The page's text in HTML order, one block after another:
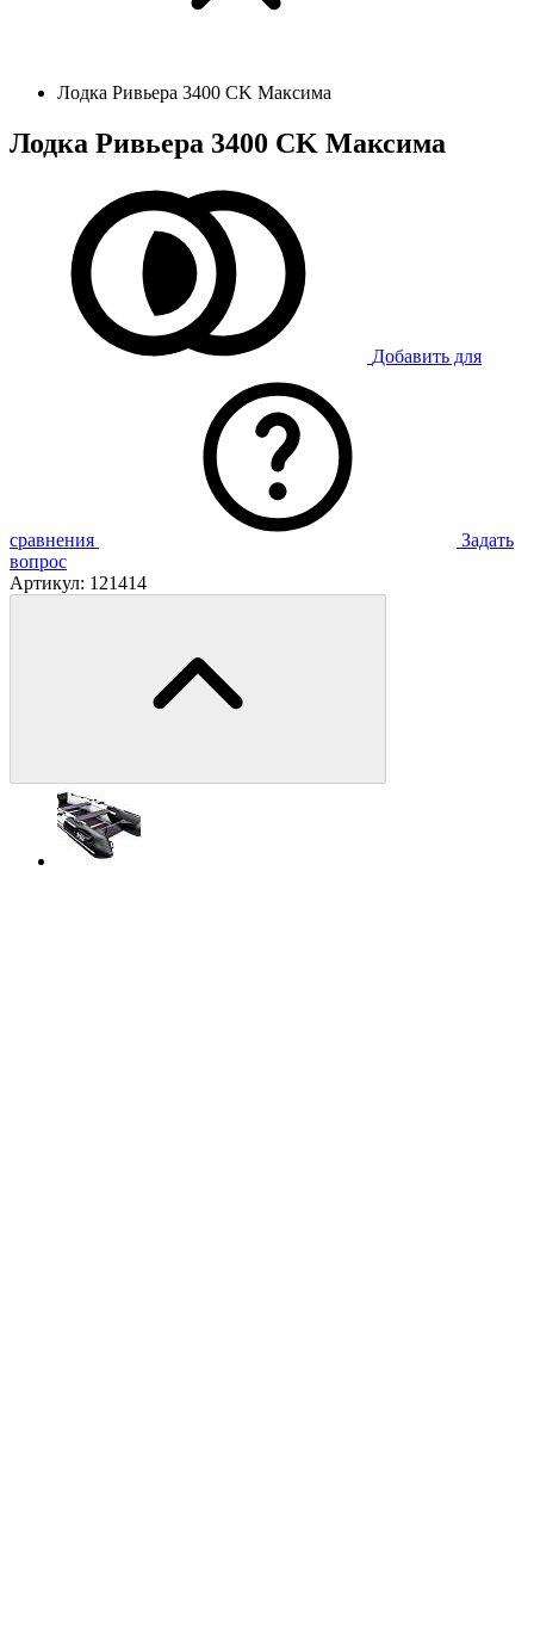
Лодка Ривьера 3400 CK Максима
Лодка Ривьера 3400 CK Максима
Добавить для
сравнения
Задать
вопрос
Артикул: 121414